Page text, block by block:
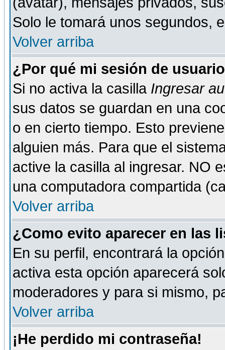
Solo le tomará unos segundos,
Volver arriba
¿Por qué mi sesión de
Si no activa la casilla Ingresar
sus datos se guardan en una
o en cierto tiempo. Esto
alguien más. Para que el
active la casilla al ingresar. NO
una computadora compartida
Volver arriba
¿Como evito aparecer en las
En su perfil, encontrará la
activa esta opción aparecerá
moderadores y para si mismo,
Volver arriba
¡He perdido mi contraseña!